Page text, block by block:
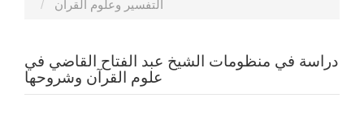
التفسير وعلوم القرآن
دراسة في منظومات الشيخ عبد الفتاح القاضي في
علوم القرآن وشروحها